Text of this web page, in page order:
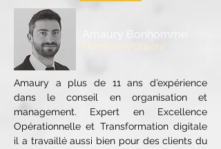
Amaury Bonhomme
Formation/Qualité
Amaury a plus de 11 ans d’expérience
dans le conseil en organisation et
management. Expert en Excellence
Opérationnelle et Transformation digitale
il a travaillé aussi bien pour des clients du